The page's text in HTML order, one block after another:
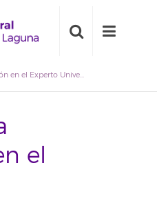
Disponible la inscripción en el Experto Universitario en Actividades Físicas Dirigidas que se celebrará en Adeje
el